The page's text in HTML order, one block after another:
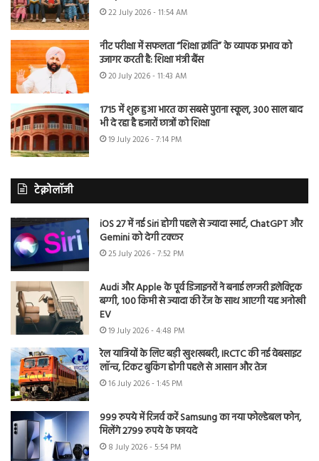
22 July 2026 - 11:54 AM
नीट परीक्षा में सफलता “शिक्षा क्रांति” के व्यापक प्रभाव को
उजागर करती है: शिक्षा मंत्री बैंस
20 July 2026 - 11:43 AM
1715 में शुरू हुआ भारत का सबसे पुराना स्कूल, 300 साल बाद
भी दे रहा है हजारों छात्रों को शिक्षा
19 July 2026 - 7:14 PM
टेक्नोलॉजी
iOS 27 में नई Siri होगी पहले से ज्यादा स्मार्ट, ChatGPT और
Gemini को देगी टक्कर
25 July 2026 - 7:52 PM
Audi और Apple के पूर्व डिजाइनरों ने बनाई लग्जरी इलेक्ट्रिक
बग्गी, 100 किमी से ज्यादा की रेंज के साथ आएगी यह अनोखी
EV
19 July 2026 - 4:48 PM
रेल यात्रियों के लिए बड़ी खुशखबरी, IRCTC की नई वेबसाइट
लॉन्च, टिकट बुकिंग होगी पहले से आसान और तेज
16 July 2026 - 1:45 PM
999 रुपये में रिजर्व करें Samsung का नया फोल्डेबल फोन,
मिलेंगे 2799 रुपये के फायदे
8 July 2026 - 5:54 PM